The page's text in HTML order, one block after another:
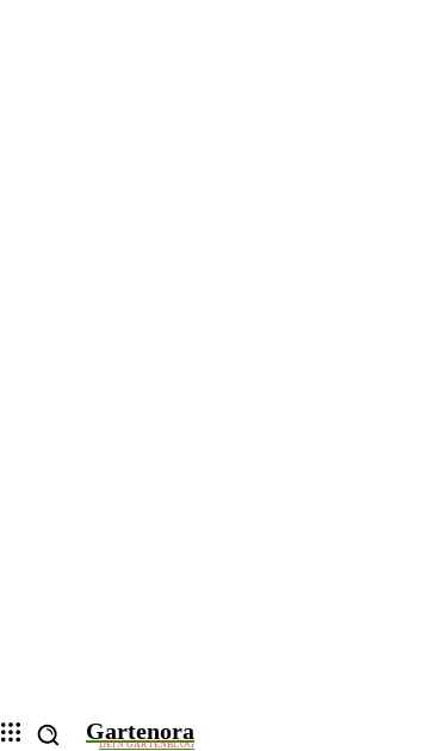
Gartenora
DEIN GARTENBLOG